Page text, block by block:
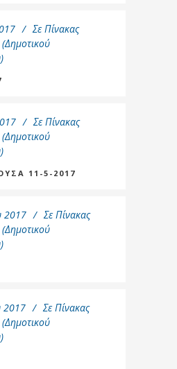
Σε Πίνακας
Σε Πίνακας
11-5-2017
2017 Σε Πίνακας
2017 Σε Πίνακας